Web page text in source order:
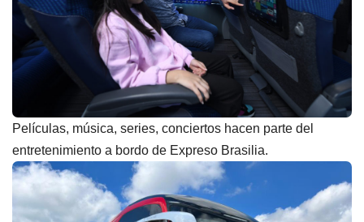
Películas, música, series, conciertos hacen parte del
entretenimiento a bordo de Expreso Brasilia.